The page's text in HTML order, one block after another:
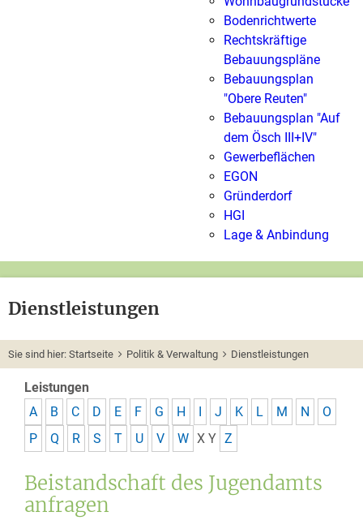
Bodenrichtwerte
Rechtskräftige
Bebauungspläne
Bebauungsplan
"Obere Reuten"
Bebauungsplan "Auf
dem Ösch III+IV"
Gewerbeflächen
EGON
Gründerdorf
HGI
Lage & Anbindung
Dienstleistungen
Sie sind hier: Startseite Politik & Verwaltung Dienstleistungen
Leistungen
A
B C D E F G H I J K L M N
O
P
Q R S T U V W X Y Z
Beistandschaft des Jugendamts
anfragen